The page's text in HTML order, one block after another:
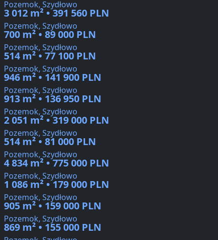
Pozemok, Szydłowo
3 012 m² • 391 560 PLN
Pozemok, Szydłowo
700 m² • 89 000 PLN
Pozemok, Szydłowo
514 m² • 77 100 PLN
Pozemok, Szydłowo
946 m² • 141 900 PLN
Pozemok, Szydłowo
913 m² • 136 950 PLN
Pozemok, Szydłowo
2 051 m² • 319 000 PLN
Pozemok, Szydłowo
514 m² • 81 000 PLN
Pozemok, Szydłowo
4 834 m² • 775 000 PLN
Pozemok, Szydłowo
1 086 m² • 179 000 PLN
Pozemok, Szydłowo
905 m² • 159 000 PLN
Pozemok, Szydłowo
869 m² • 155 000 PLN